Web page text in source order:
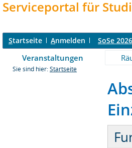
Serviceportal für
Startseite Anmelden SoSe 2026
Veranstaltungen
Sie sind hier: Startseite